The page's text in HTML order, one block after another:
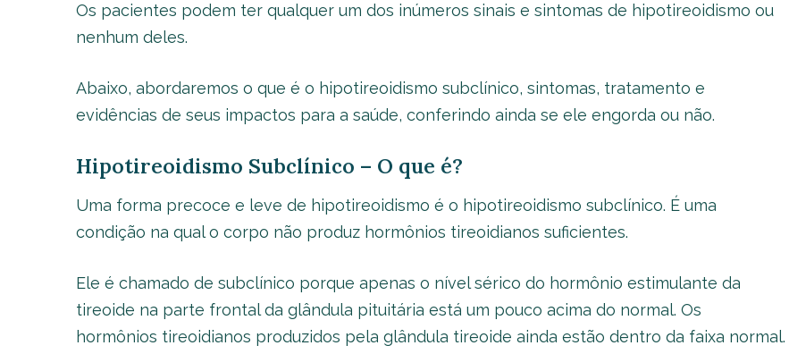
Os pacientes podem ter qualquer um dos inúmeros sinais e sintomas de hipotireoidismo ou
nenhum deles.
Abaixo, abordaremos o que é o hipotireoidismo subclínico, sintomas, tratamento e
evidências de seus impactos para a saúde, conferindo ainda se ele engorda ou não.
Hipotireoidismo Subclínico – O que é?
Uma forma precoce e leve de hipotireoidismo é o hipotireoidismo subclínico. É uma
condição na qual o corpo não produz hormônios tireoidianos suficientes.
Ele é chamado de subclínico porque apenas o nível sérico do hormônio estimulante da
tireoide na parte frontal da glândula pituitária está um pouco acima do normal. Os
hormônios tireoidianos produzidos pela glândula tireoide ainda estão dentro da faixa normal.